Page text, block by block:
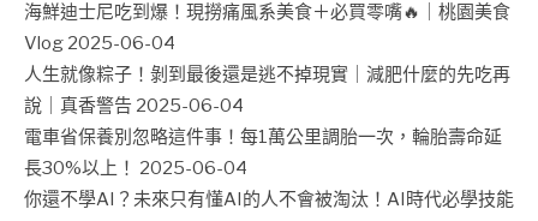
海鮮迪士尼吃到爆！現撈痛風系美食＋必買零嘴🔥｜桃園美食
Vlog 2025-06-04
人生就像粽子！剝到最後還是逃不掉現實｜減肥什麼的先吃再
說｜真香警告 2025-06-04
電車省保養別忽略這件事！每1萬公里調胎一次，輪胎壽命延
長30%以上！ 2025-06-04
你還不學AI？未來只有懂AI的人不會被淘汰！AI時代必學技能